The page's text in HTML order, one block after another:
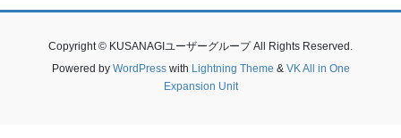
Copyright © KUSANAGIユーザーグループ All Rights Reserved.
Powered by WordPresswith Lightning Theme & VK All in One
Expansion Unit